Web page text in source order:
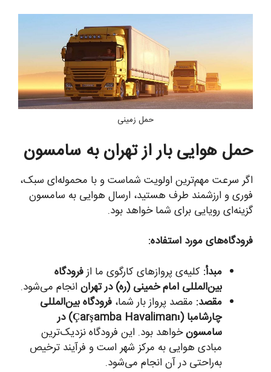
حمل زمینی
حمل هوایی بار از تهران به سامسون
اگر سرعت مهم‌ترین اولویت شماست و با محموله‌ای سبک،
فوری و ارزشمند طرف هستید، ارسال هوایی به سامسون
گزینه‌ای رویایی برای شما خواهد بود.
فرودگاه‌های مورد استفاده:
مبدأ: کلیه‌ی پروازهای کارگوی ما ازفرودگاه
بین‌المللی امام خمینی (ره) در تهرانانجام می‌شود.
مقصد: مقصد پرواز بار شما، فرودگاه بین‌المللی
چارشامبا (Çarşamba Havalimanı) در
سامسونخواهد بود. این فرودگاه نزدیک‌ترین
مبادی هوایی به مرکز شهر است و فرآیند ترخیص
به‌راحتی در آن انجام می‌شود.